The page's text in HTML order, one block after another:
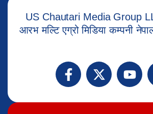
US Chautari Media Group
आरभ मल्टि एग्रो मिडिया कम्पनी